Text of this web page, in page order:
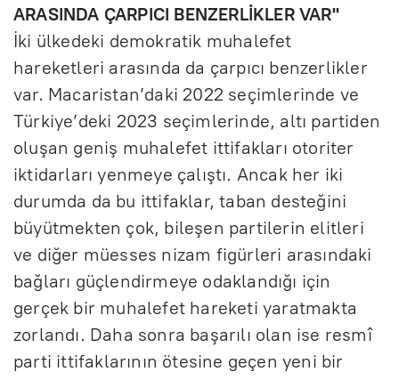
ARASINDA ÇARPICI BENZERLİKLER VAR"
İki ülkedeki demokratik muhalefet
hareketleri arasında da çarpıcı benzerlikler
var. Macaristan’daki 2022 seçimlerinde ve
Türkiye’deki 2023 seçimlerinde, altı partiden
oluşan geniş muhalefet ittifakları otoriter
iktidarları yenmeye çalıştı. Ancak her iki
durumda da bu ittifaklar, taban desteğini
büyütmekten çok, bileşen partilerin elitleri
ve diğer müesses nizam figürleri arasındaki
bağları güçlendirmeye odaklandığı için
gerçek bir muhalefet hareketi yaratmakta
zorlandı. Daha sonra başarılı olan ise resmî
parti ittifaklarının ötesine geçen yeni bir